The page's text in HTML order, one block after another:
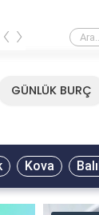
Mirkelam -
‹ ›
GÜNLÜK BURÇ
Kova